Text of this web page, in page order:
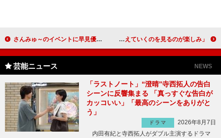
さんみゅ～のイベントに早見優が登場 「ＳＭＡＰ解散は寂しい」 新川優愛“物欲無し”も趣味は貯金？ 「通帳記帳が増えていくのを見るのが楽しみ」
芸能ニュース NEWS
「ラストノート」“澄晴”寺西拓人の告白
シーンに反響集まる 「真っすぐな告白が
カッコいい」「最高のシーンをありがと
う」
ドラマ
2026年8月7日
内田有紀と寺西拓人がダブル主演するドラマ